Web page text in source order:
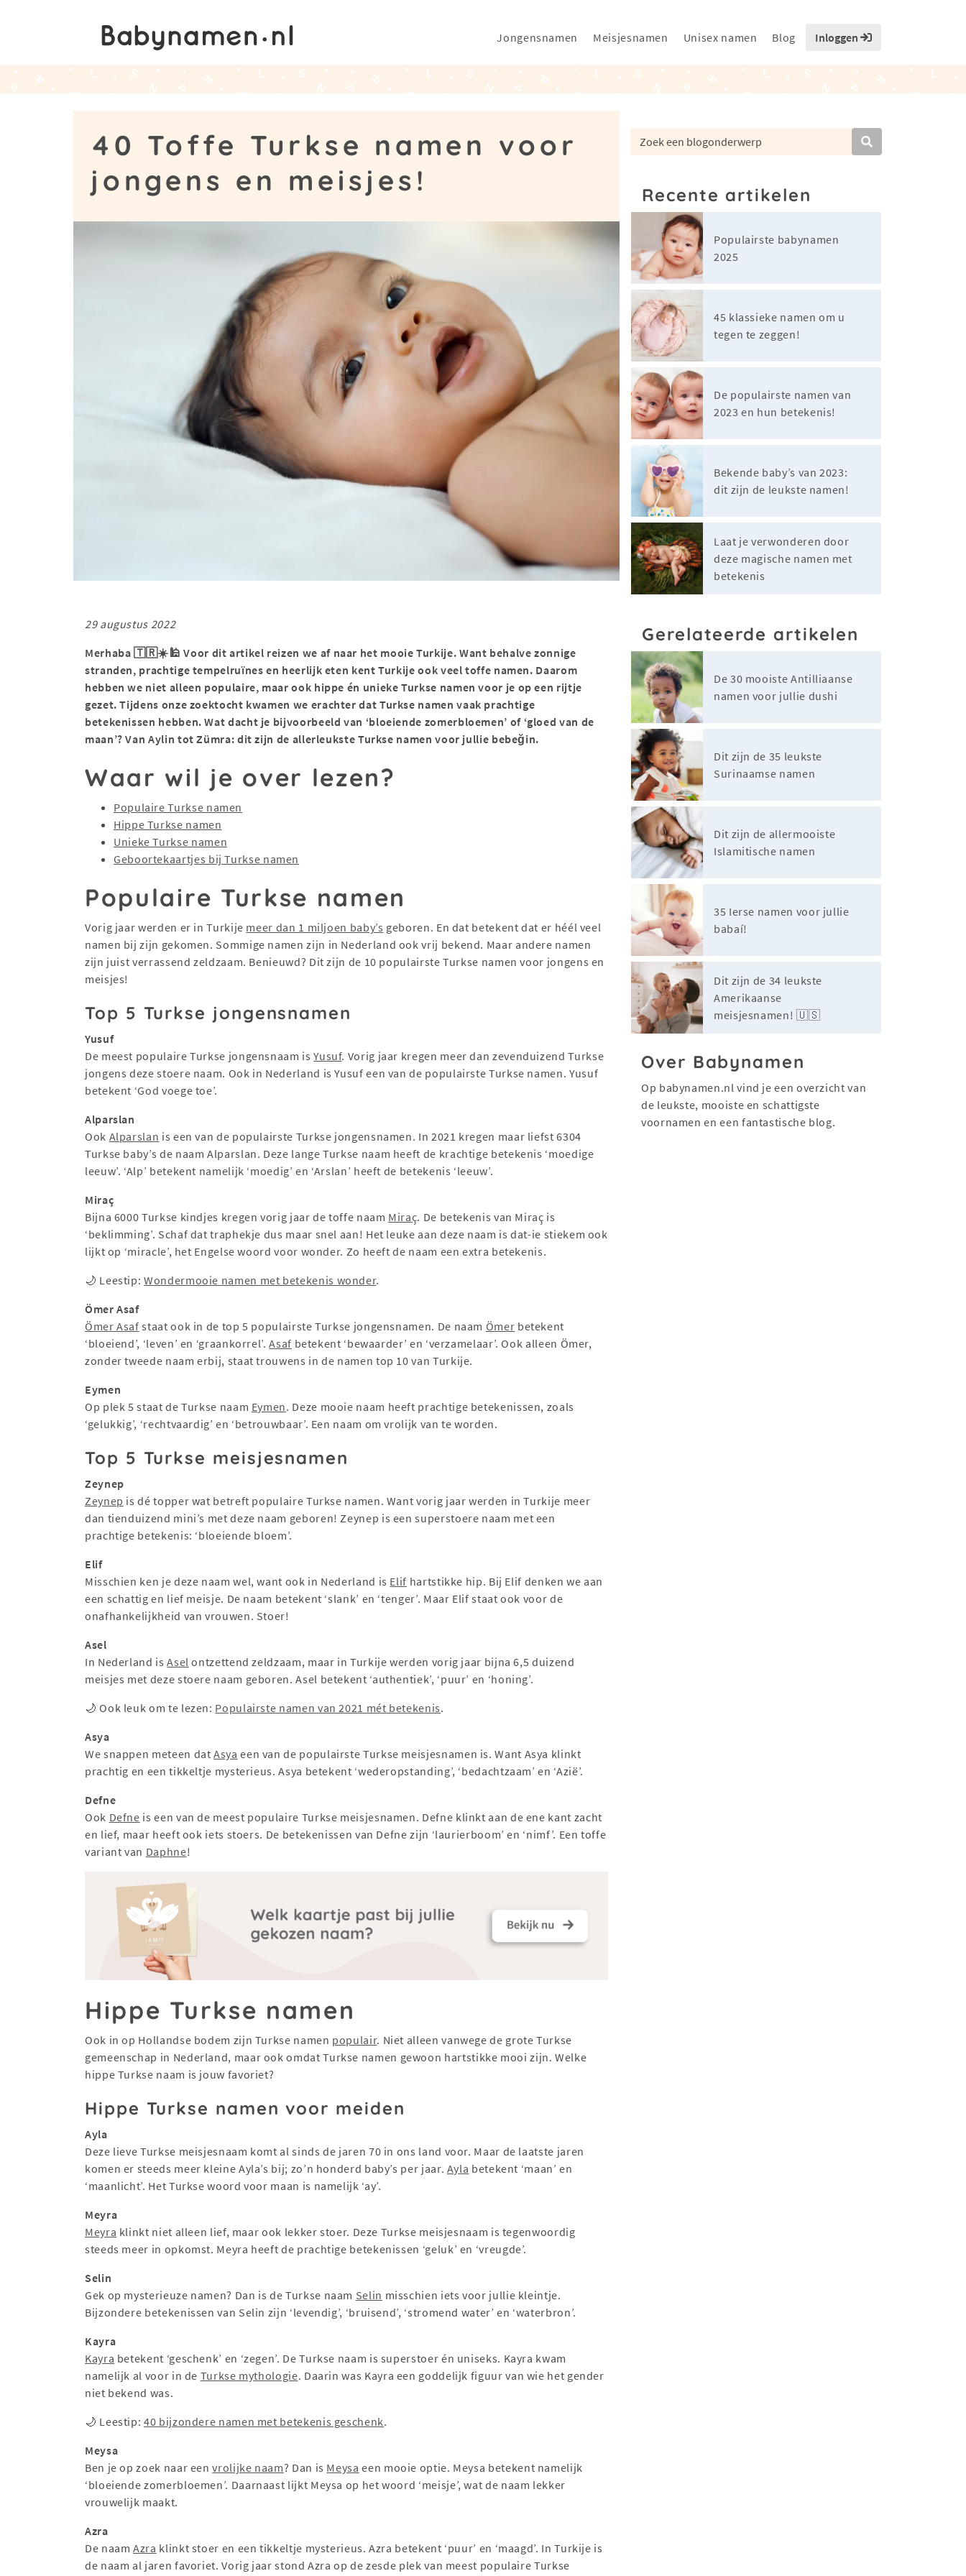
Jongensnamen Meisjesnamen Unisex namen Blog Inloggen
40 Toffe Turkse namen voor
jongens en meisjes!
29 augustus 2022
Merhaba 🇹🇷☀️🕌 Voor dit artikel reizen we af naar het mooie Turkije. Want behalve zonnige
stranden, prachtige tempelruïnes en heerlijk eten kent Turkije ook veel toffe namen. Daarom
hebben we niet alleen populaire, maar ook hippe én unieke Turkse namen voor je op een rijtje
gezet. Tijdens onze zoektocht kwamen we erachter dat Turkse namen vaak prachtige
betekenissen hebben. Wat dacht je bijvoorbeeld van ‘bloeiende zomerbloemen’ of ‘gloed van de
maan’? Van Aylin tot Zümra: dit zijn de allerleukste Turkse namen voor jullie bebeğin.
Waar wil je over lezen?
Populaire Turkse namen
Hippe Turkse namen
Unieke Turkse namen
Geboortekaartjes bij Turkse namen
Populaire Turkse namen
Vorig jaar werden er in Turkije meer dan 1 miljoen baby’s geboren. En dat betekent dat er héél veel
namen bij zijn gekomen. Sommige namen zijn in Nederland ook vrij bekend. Maar andere namen
zijn juist verrassend zeldzaam. Benieuwd? Dit zijn de 10 populairste Turkse namen voor jongens en
meisjes!
Top 5 Turkse jongensnamen
Yusuf
De meest populaire Turkse jongensnaam isYusuf. Vorig jaar kregen meer dan zevenduizend Turkse
jongens deze stoere naam. Ook in Nederland is Yusuf een van de populairste Turkse namen. Yusuf
betekent ‘God voege toe’.
Alparslan
Ook Alparslan is een van de populairste Turkse jongensnamen. In 2021 kregen maar liefst 6304
Turkse baby’s de naam Alparslan. Deze lange Turkse naam heeft de krachtige betekenis ‘moedige
leeuw’. ‘Alp’ betekent namelijk ‘moedig’ en ‘Arslan’ heeft de betekenis ‘leeuw’.
Miraç
Bijna 6000 Turkse kindjes kregen vorig jaar de toffe naam Miraç. De betekenis van Miraç is
‘beklimming’. Schaf dat traphekje dus maar snel aan! Het leuke aan deze naam is dat-ie stiekem ook
lijkt op ‘miracle’, het Engelse woord voor wonder. Zo heeft de naam een extra betekenis.
🌙 Leestip:Wondermooie namen met betekenis wonder.
Ömer Asaf
Ömer Asaf staat ook in de top 5 populairste Turkse jongensnamen. De naam Ömer betekent
‘bloeiend’, ‘leven’ en ‘graankorrel’.Asaf betekent ‘bewaarder’ en ‘verzamelaar’. Ook alleen Ömer,
zonder tweede naam erbij, staat trouwens in de namen top 10 van Turkije.
Eymen
Op plek 5 staat de Turkse naam Eymen. Deze mooie naam heeft prachtige betekenissen, zoals
‘gelukkig’, ‘rechtvaardig’ en ‘betrouwbaar’. Een naam om vrolijk van te worden.
Top 5 Turkse meisjesnamen
Zeynep
Zeynep is dé topper wat betreft populaire Turkse namen. Want vorig jaar werden in Turkije meer
dan tienduizend mini’s met deze naam geboren! Zeynep is een superstoere naam met een
prachtige betekenis: ‘bloeiende bloem’.
Elif
Misschien ken je deze naam wel, want ook in Nederland is Elif hartstikke hip. Bij Elif denken we aan
een schattig en lief meisje. De naam betekent ‘slank’ en ‘tenger’. Maar Elif staat ook voor de
onafhankelijkheid van vrouwen. Stoer!
Asel
In Nederland isAsel ontzettend zeldzaam, maar in Turkije werden vorig jaar bijna 6,5 duizend
meisjes met deze stoere naam geboren. Asel betekent ‘authentiek’, ‘puur’ en ‘honing’.
🌙 Ook leuk om te lezen: Populairste namen van 2021 mét betekenis.
Asya
We snappen meteen datAsya een van de populairste Turkse meisjesnamen is. Want Asya klinkt
prachtig en een tikkeltje mysterieus. Asya betekent ‘wederopstanding’, ‘bedachtzaam’ en ‘Azië’.
Defne
Ook Defne is een van de meest populaire Turkse meisjesnamen. Defne klinkt aan de ene kant zacht
en lief, maar heeft ook iets stoers. De betekenissen van Defne zijn ‘laurierboom’ en ‘nimf’. Een toffe
variant van Daphne!
Hippe Turkse namen
Ook in op Hollandse bodem zijn Turkse namen populair. Niet alleen vanwege de grote Turkse
gemeenschap in Nederland, maar ook omdat Turkse namen gewoon hartstikke mooi zijn. Welke
hippe Turkse naam is jouw favoriet?
Hippe Turkse namen voor meiden
Ayla
Deze lieve Turkse meisjesnaam komt al sinds de jaren 70 in ons land voor. Maar de laatste jaren
komen er steeds meer kleine Ayla’s bij; zo’n honderd baby’s per jaar. Ayla betekent ‘maan’ en
‘maanlicht’. Het Turkse woord voor maan is namelijk ‘ay’.
Meyra
Meyra klinkt niet alleen lief, maar ook lekker stoer. Deze Turkse meisjesnaam is tegenwoordig
steeds meer in opkomst. Meyra heeft de prachtige betekenissen ‘geluk’ en ‘vreugde’.
Selin
Gek op mysterieuze namen? Dan is de Turkse naam Selin misschien iets voor jullie kleintje.
Bijzondere betekenissen van Selin zijn ‘levendig’, ‘bruisend’, ‘stromend water’ en ‘waterbron’.
Kayra
Kayra betekent ‘geschenk’ en ‘zegen’. De Turkse naam is superstoer én uniseks. Kayra kwam
namelijk al voor in de Turkse mythologie. Daarin was Kayra een goddelijk figuur van wie het gender
niet bekend was.
🌙 Leestip:40 bijzondere namen met betekenis geschenk.
Meysa
Ben je op zoek naar eenvrolijke naam? Dan is Meysa een mooie optie. Meysa betekent namelijk
‘bloeiende zomerbloemen’. Daarnaast lijkt Meysa op het woord ‘meisje’, wat de naam lekker
vrouwelijk maakt.
Azra
De naamAzra klinkt stoer en een tikkeltje mysterieus. Azra betekent ‘puur’ en ‘maagd’. In Turkije is
de naam al jaren favoriet. Vorig jaar stond Azra op de zesde plek van meest populaire Turkse
Recente artikelen
Populairste babynamen
2025
45 klassieke namen om u
tegen te zeggen!
De populairste namen van
2023 en hun betekenis!
Bekende baby’s van 2023:
dit zijn de leukste namen!
Laat je verwonderen door
deze magische namen met
betekenis
Gerelateerde artikelen
De 30 mooiste Antilliaanse
namen voor jullie dushi
Dit zijn de 35 leukste
Surinaamse namen
Dit zijn de allermooiste
Islamitische namen
35 Ierse namen voor jullie
babaí!
Dit zijn de 34 leukste
Amerikaanse
meisjesnamen! 🇺🇸
Over Babynamen
Op babynamen.nl vind je een overzicht van
de leukste, mooiste en schattigste
voornamen en een fantastische blog.